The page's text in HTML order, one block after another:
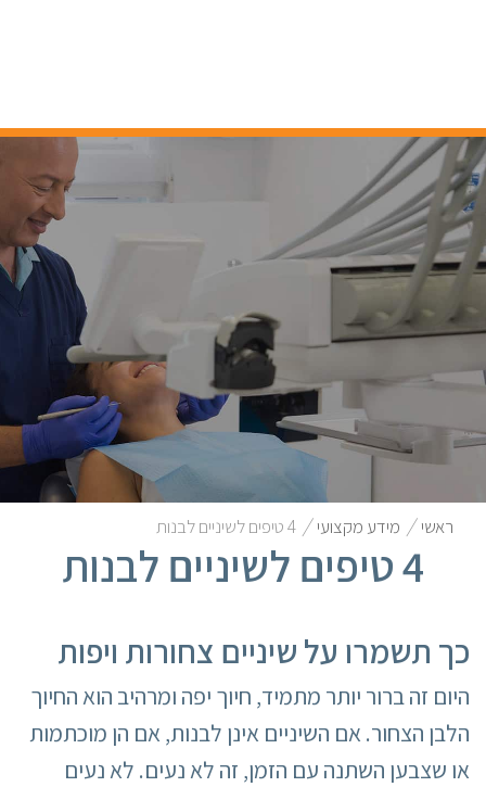
ראשי / מידע מקצועי / 4 טיפים לשיניים לבנות
4 טיפים לשיניים לבנות
כך תשמרו על שיניים צחורות ויפות
היום זה ברור יותר מתמיד, חיוך יפה ומרהיב הוא החיוך
הלבן הצחור. אם השיניים אינן לבנות, אם הן מוכתמות
או שצבען השתנה עם הזמן, זה לא נעים. לא נעים